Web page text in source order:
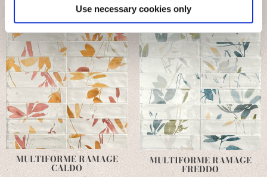
Find out more about how your personal data is processed
and set your preferences in thedetails section.
We use cookies to personalise content and ads, to
provide social media features and to analyse our traffic.
We also share information about your use of our site with
our social media, advertising and analytics partners who
may combine it with other information that you’ve
provided to them or that they’ve collected from your use
of their services.
Use necessary cookies only
MULTIFORME RAMAGE
CALDO
MULTIFORME RAMAGE
FREDDO